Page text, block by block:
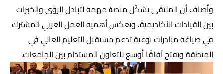
وأضاف أن الملتقى يشكّل منصة مهمة لتبادل الرؤى والخبرات
بين القيادات الأكاديمية، ويعكس أهمية العمل العربي المشترك
في صياغة مبادرات نوعية تدعم مستقبل التعليم العالي في
المنطقة وتفتح آفاقًا أوسع للتعاون المستدام بين الجامعات.